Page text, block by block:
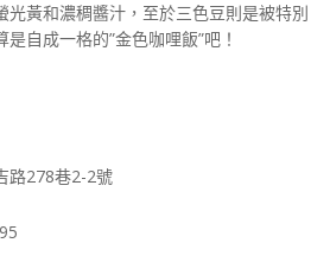
光黃和濃稠醬汁，至於三色豆則是被特別
自成一格的”金色咖哩飯”吧！
路278巷2-2號